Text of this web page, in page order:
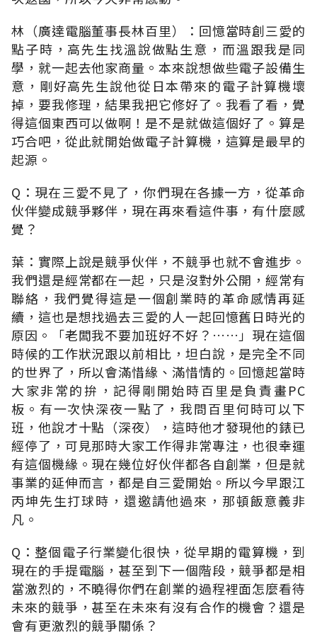
林（廣達電腦董事長林百里）：回憶當時創三愛的
點子時，高先生找溫說做點生意，而溫跟我是同
學，就一起去他家商量。本來說想做些電子設備生
意，剛好高先生說他從日本帶來的電子計算機壞
掉，要我修理，結果我把它修好了。我看了看，覺
得這個東西可以做啊！是不是就做這個好了。算是
巧合吧，從此就開始做電子計算機，這算是最早的
起源。
Q：現在三愛不見了，你們現在各據一方，從革命
伙伴變成競爭夥伴，現在再來看這件事，有什麼感
覺？
葉：實際上說是競爭伙伴，不競爭也就不會進步。
我們還是經常都在一起，只是沒對外公開，經常有
聯絡，我們覺得這是一個創業時的革命感情再延
續，這也是想找過去三愛的人一起回憶舊日時光的
原因。「老闆我不要加班好不好？……」現在這個
時候的工作狀況跟以前相比，坦白說，是完全不同
的世界了，所以會滿惜緣、滿惜情的。回憶起當時
大家非常的拚，記得剛開始時百里是負責畫PC
板。有一次快深夜一點了，我問百里何時可以下
班，他說才十點（深夜），這時他才發現他的錶已
經停了，可見那時大家工作得非常專注，也很幸運
有這個機緣。現在幾位好伙伴都各自創業，但是就
事業的延伸而言，都是自三愛開始。所以今早跟江
丙坤先生打球時，還邀請他過來，那頓飯意義非
凡。
Q：整個電子行業變化很快，從早期的電算機，到
現在的手提電腦，甚至到下一個階段，競爭都是相
當激烈的，不曉得你們在創業的過程裡面怎麼看待
未來的競爭，甚至在未來有沒有合作的機會？還是
會有更激烈的競爭關係？